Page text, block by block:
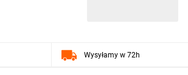
Wysyłamy w 72h